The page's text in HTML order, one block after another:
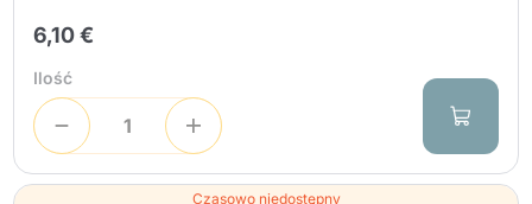
6,10 €
Ilość
Czasowo niedostępny